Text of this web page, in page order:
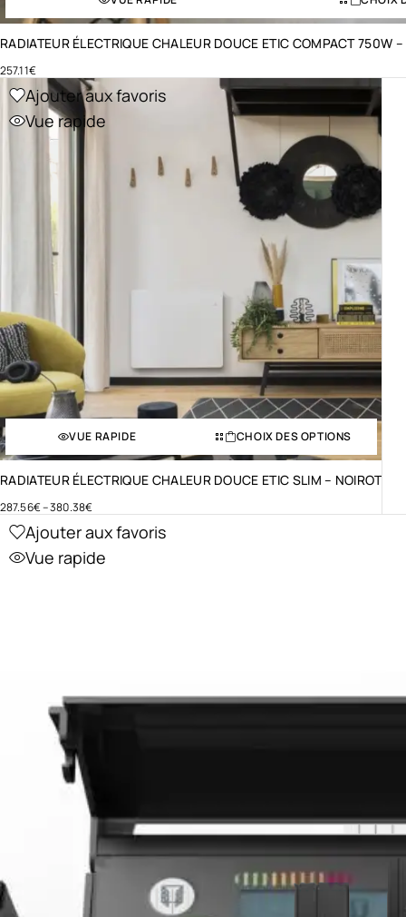
RADIATEUR ÉLECTRIQUE CHALEUR DOUCE ETIC COMPACT 750W
257.11€
Ajouter aux favoris
Vue rapide
VUE RAPIDE CHOIX DES OPTIONS
RADIATEUR ÉLECTRIQUE CHALEUR DOUCE ETIC SLIM – NOIROT
287.56€–380.38€
Ajouter aux favoris
Vue rapide